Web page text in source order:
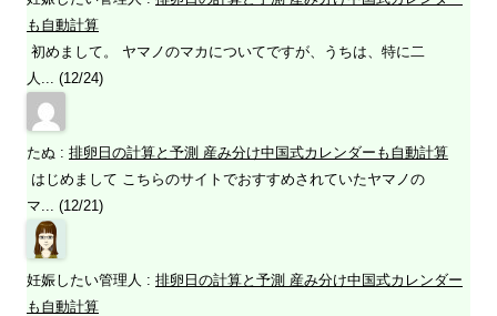
も自動計算
初めまして。 ヤマノのマカについてですが、うちは、特に二
人... (12/24)
たぬ : 排卵日の計算と予測 産み分け中国式カレンダーも自動計算
はじめまして こちらのサイトでおすすめされていたヤマノの
マ... (12/21)
妊娠したい管理人 : 排卵日の計算と予測 産み分け中国式カレンダー
も自動計算